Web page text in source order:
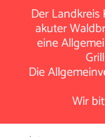
Der
akuter
eine
Die
Wir